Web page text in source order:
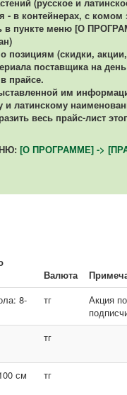
- в контейнерах, с
в пункте меню [О
(скидки,
поставщика на
прайсе.
им
весь прайс-лист
[О ПРОГРАММЕ] ->
Валюта
8-
тг
Акция
тг
см тг